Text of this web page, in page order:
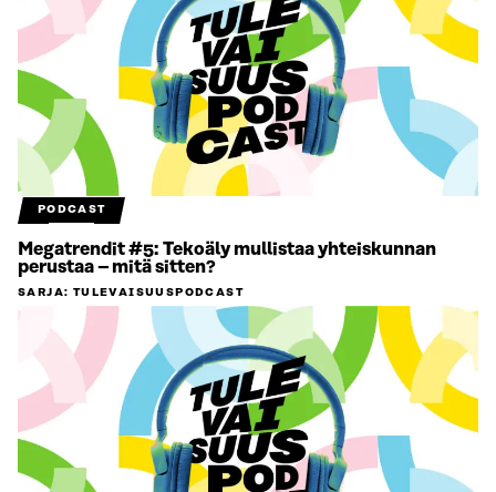
PODCAST
Megatrendit #5: Tekoäly mullistaa yhteiskunnan
perustaa – mitä sitten?
SARJA: TULEVAISUUSPODCAST